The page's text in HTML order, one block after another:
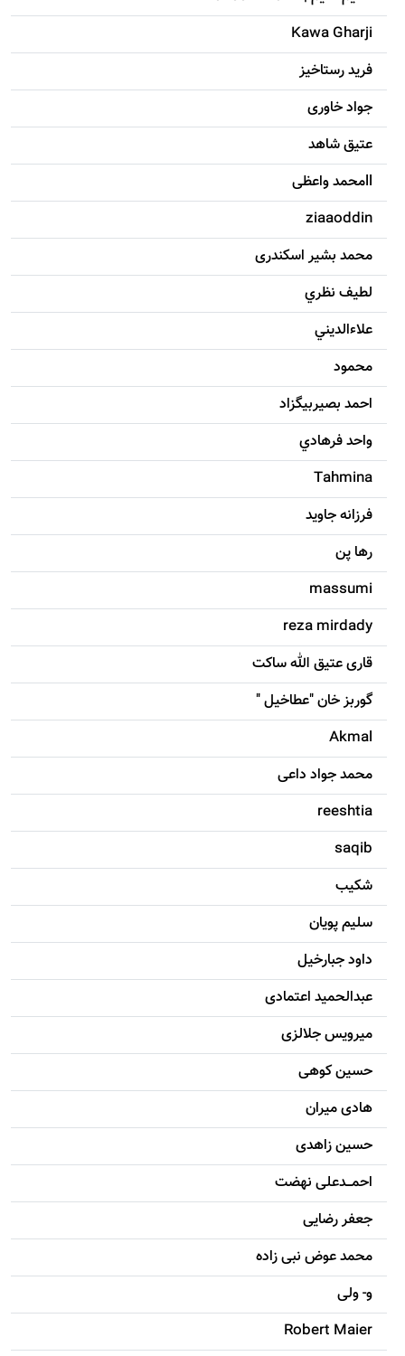
Kawa Gharji
فرید رستاخیز
جواد خاوری
عتیق شاهد
llمحمد واعظی
ziaaoddin
محمد بشیر اسکندری
لطيف نظري
علاءالديني
محمود
احمد بصيربيگزاد
واحد فرهادي
Tahmina
فرزانه جاويد
رها پن
massumi
reza mirdady
قاری عتیق الله ساکت
گوربز خان "عطاخیل "
Akmal
محمد جواد داعی
reeshtia
saqib
شکيب
سليم پویان
داود جبارخیل
عبدالحمید اعتمادی
میرویس جلالزی
حسين کوهی
هادی ميران
حسين زاهدی
احمـــدعلی نهضت
جعفر رضایی
محمد عوض نبی زاده
و- ولی
Robert Maier